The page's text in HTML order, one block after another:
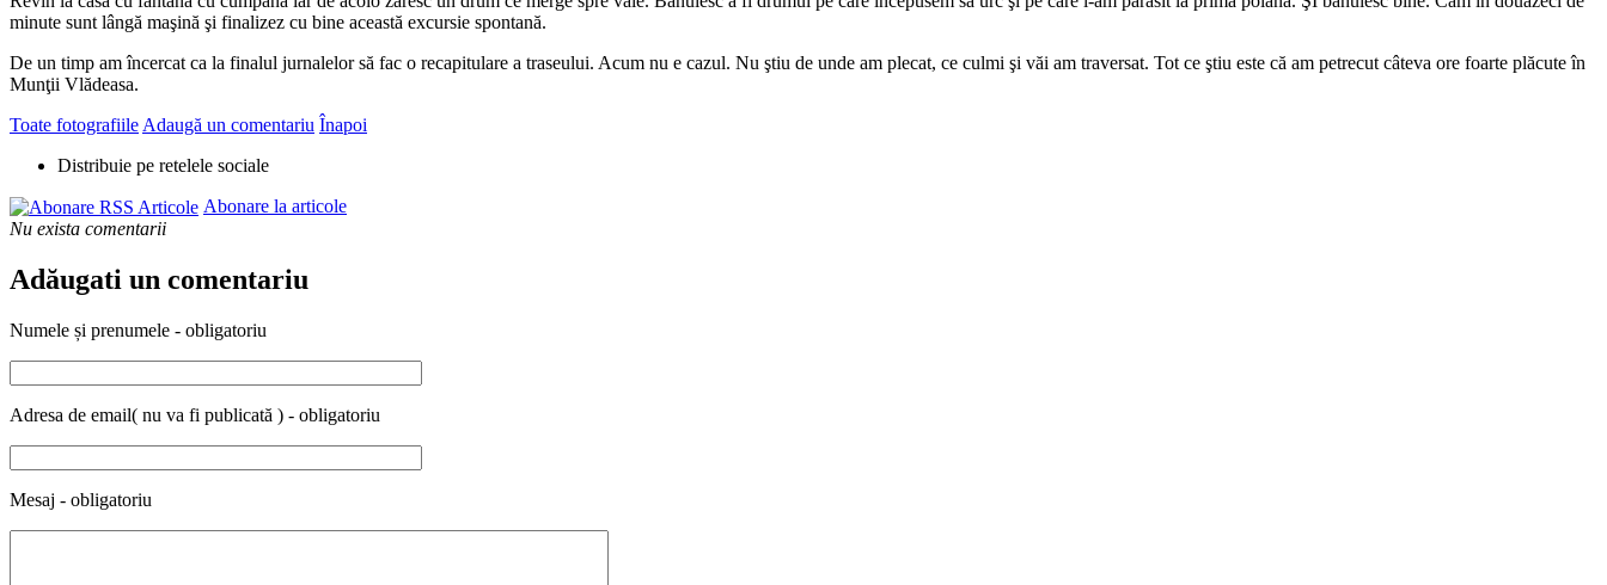
minute sunt lângă maşină şi finalizez cu bine această excursie spontană.
De un timp am încercat ca la finalul jurnalelor să fac o recapitulare a traseului. Acum nu e cazul. Nu ştiu de unde am plecat, ce culmi şi văi am traversat. Tot ce ştiu este că am petrecut câteva ore foarte plăcute în
Munţii Vlădeasa.
Toate fotografiile Adaugă un comentariu Înapoi
Distribuie pe retelele sociale
Abonare la articole
Nu exista comentarii
Adăugati un comentariu
Numele și prenumele - obligatoriu
Adresa de email( nu va fi publicată ) - obligatoriu
Mesaj - obligatoriu